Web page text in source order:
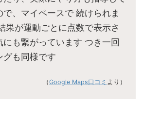
で、マイペースで 続けられま
果が運動ごとに点数で表示さ
にも繋がっています つき一回
グも同様です
（Google Maps口コミ より）